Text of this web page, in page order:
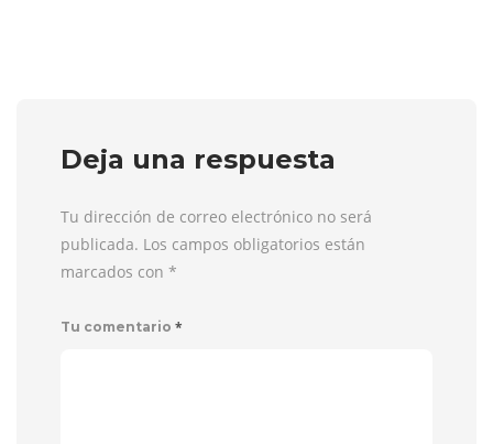
Deja una respuesta
Tu dirección de correo electrónico no será
publicada. Los campos obligatorios están
marcados con *
Tu comentario *